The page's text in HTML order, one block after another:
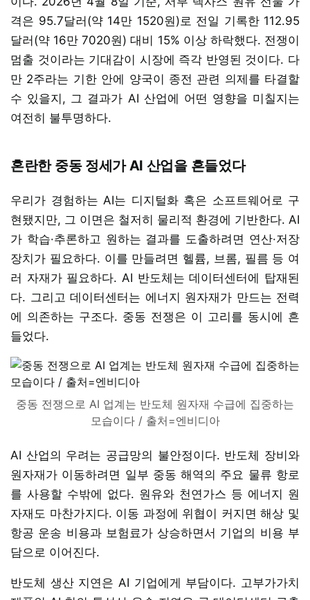
격은 95.7달러(약 14만 1520원)로 전일 기록한 112.95
달러(약 16만 7020원) 대비 15% 이상 하락했다. 전쟁이
멈출 것이라는 기대감이 시장에 즉각 반영된 것이다. 다
만 2주라는 기한 안에 양국이 종전 관련 의제를 타결할
수 있을지, 그 결과가 AI 산업에 어떤 영향을 미칠지는
여전히 불투명하다.
혼란한 중동 정세가 AI 산업을 흔들었다
우리가 경험하는 AI는 디지털화 혹은 소프트웨어로 구
현됐지만, 그 이면은 철저히 물리적 환경에 기반한다. AI
가 학습·추론하고 원하는 결과를 도출하려면 연산·저장
장치가 필요하다. 이를 만들려면 헬륨, 브롬, 필름 등 여
러 자재가 필요하다. AI 반도체는 데이터센터에 탑재된
다. 그리고 데이터센터는 에너지 원자재가 만드는 전력
에 의존하는 구조다. 중동 전쟁은 이 고리를 동시에 흔
들었다.
중동 전쟁으로 AI 업계는 반도체 원자재 수급에 집중하는
모습이다 / 출처=엔비디아
AI 산업의 우려는 공급망의 불안정이다. 반도체 장비와
원자재가 이동하려면 일부 중동 해역의 주요 물류 항로
를 사용할 수밖에 없다. 원유와 천연가스 등 에너지 원
자재도 마찬가지다. 이동 과정에 위협이 커지면 해상 및
항공 운송 비용과 보험료가 상승하면서 기업의 비용 부
담으로 이어진다.
반도체 생산 지연은 AI 기업에게 부담이다. 고부가가치